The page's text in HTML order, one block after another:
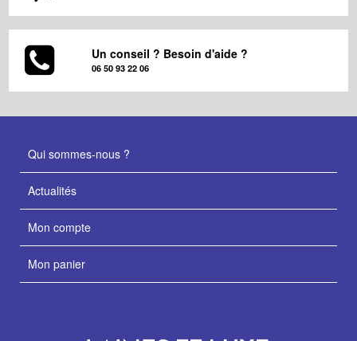
Un conseil ? Besoin d'aide ?
06 50 93 22 06
Qui sommes-nous ?
Actualités
Mon compte
Mon panier